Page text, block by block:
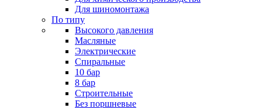
Для шиномонтажа
По типу
Высокого давления
Масляные
Электрические
Спиральные
10 бар
8 бар
Cтроительные
Без поршневые